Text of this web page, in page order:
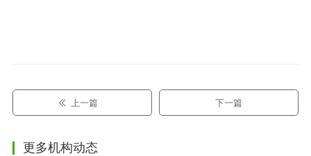
上一篇 下一篇
更多机构动态